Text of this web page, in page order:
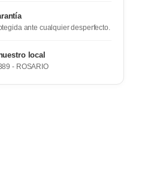
ante cualquier desperfecto.
local
- ROSARIO